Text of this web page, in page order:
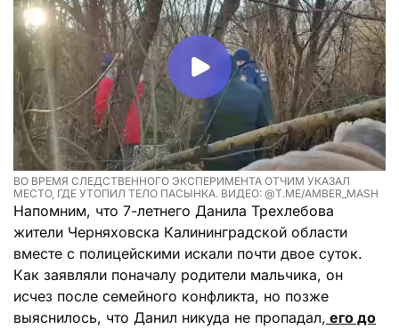
ВО ВРЕМЯ СЛЕДСТВЕННОГО ЭКСПЕРИМЕНТА ОТЧИМ УКАЗАЛ
МЕСТО, ГДЕ УТОПИЛ ТЕЛО ПАСЫНКА. ВИДЕО: @T.ME/AMBER_MASH
Напомним, что 7-летнего Данила Трехлебова
жители Черняховска Калининградской области
вместе с полицейскими искали почти двое суток.
Как заявляли поначалу родители мальчика, он
исчез после семейного конфликта, но позже
выяснилось, что Данил никуда не пропадал, его до